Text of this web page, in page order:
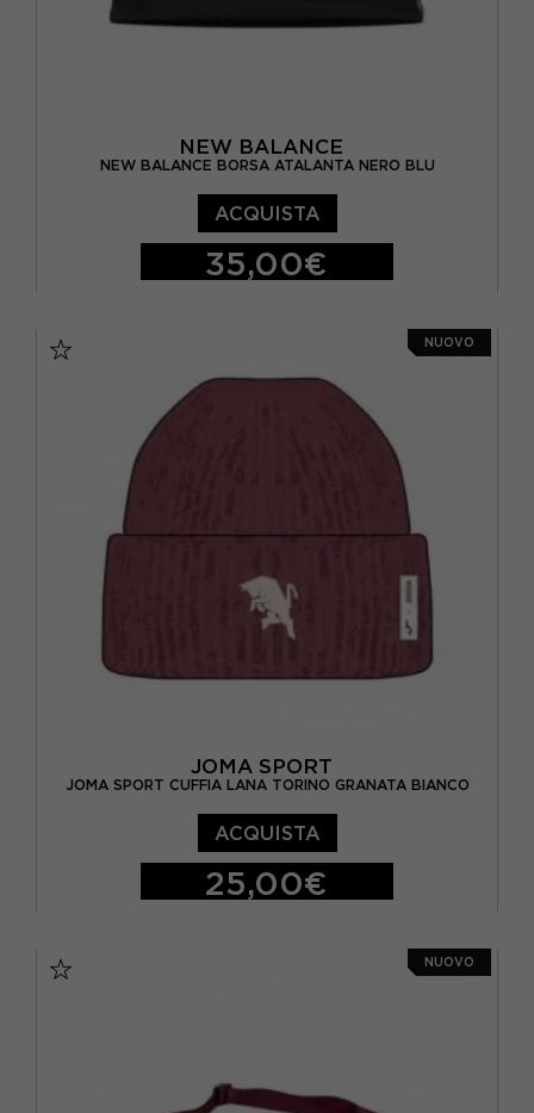
NEW BALANCE
NEW BALANCE BORSA ATALANTA NERO BLU
ACQUISTA
35,00€
NUOVO
JOMA SPORT
JOMA SPORT CUFFIA LANA TORINO GRANATA BIANCO
ACQUISTA
25,00€
NUOVO